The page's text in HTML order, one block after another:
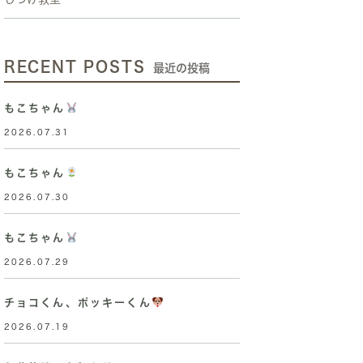
RECENT POSTS 最近の投稿
もこちゃん
2026.07.31
もこちゃん
2026.07.30
もこちゃん
2026.07.29
チョコくん、ポッキーくん
2026.07.19